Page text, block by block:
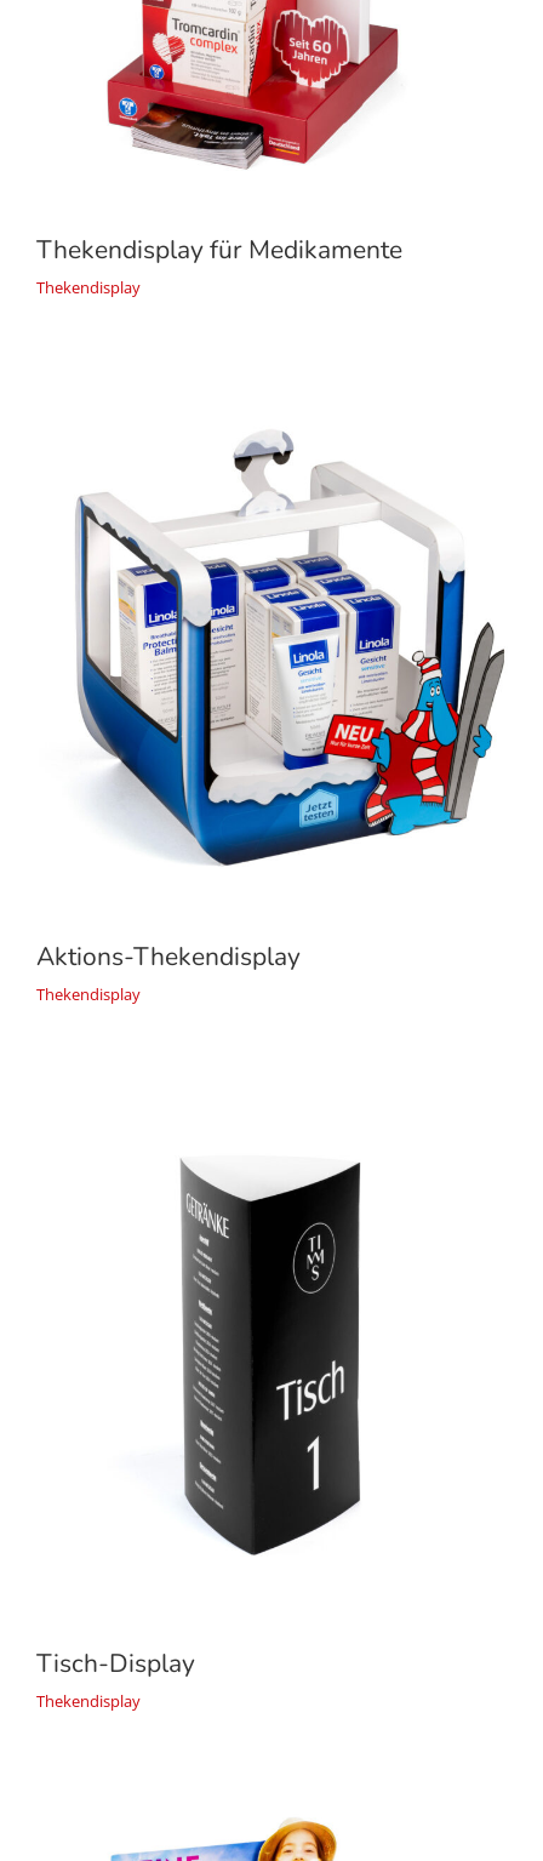
Thekendisplay für Medikamente
Thekendisplay
Aktions-Thekendisplay
Thekendisplay
Tisch-Display
Thekendisplay